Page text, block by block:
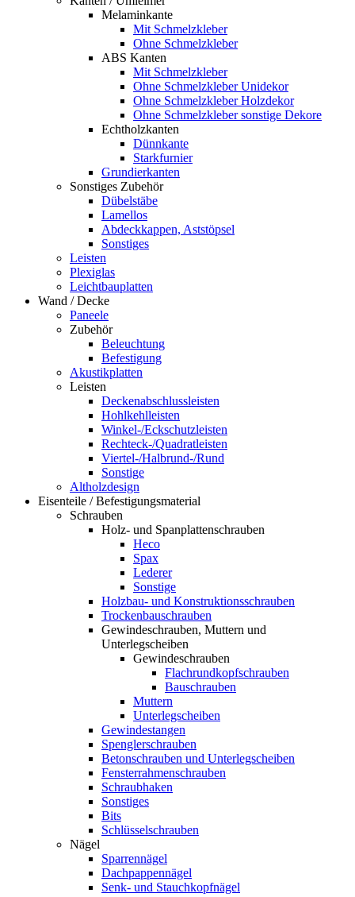
Melaminkante
Mit Schmelzkleber
Ohne Schmelzkleber
ABS Kanten
Mit Schmelzkleber
Ohne Schmelzkleber Unidekor
Ohne Schmelzkleber Holzdekor
Ohne Schmelzkleber sonstige Dekore
Echtholzkanten
Dünnkante
Starkfurnier
Grundierkanten
Sonstiges Zubehör
Dübelstäbe
Lamellos
Abdeckkappen, Aststöpsel
Sonstiges
Leisten
Plexiglas
Leichtbauplatten
Wand / Decke
Paneele
Zubehör
Beleuchtung
Befestigung
Akustikplatten
Leisten
Deckenabschlussleisten
Hohlkehlleisten
Winkel-/Eckschutzleisten
Rechteck-/Quadratleisten
Viertel-/Halbrund-/Rund
Sonstige
Altholzdesign
Eisenteile / Befestigungsmaterial
Schrauben
Holz- und Spanplattenschrauben
Heco
Spax
Lederer
Sonstige
Holzbau- und Konstruktionsschrauben
Trockenbauschrauben
Gewindeschrauben, Muttern und
Unterlegscheiben
Gewindeschrauben
Flachrundkopfschrauben
Bauschrauben
Muttern
Unterlegscheiben
Gewindestangen
Spenglerschrauben
Betonschrauben und Unterlegscheiben
Fensterrahmenschrauben
Schraubhaken
Sonstiges
Bits
Schlüsselschrauben
Nägel
Sparrennägel
Dachpappennägel
Senk- und Stauchkopfnägel